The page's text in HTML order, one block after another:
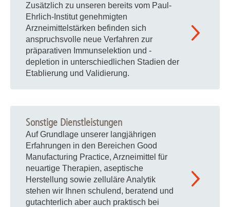
Zusätzlich zu unseren bereits vom Paul-
Ehrlich-Institut genehmigten
Arzneimittelstärken befinden sich
anspruchsvolle neue Verfahren zur
präparativen Immunselektion und -
depletion in unterschiedlichen Stadien der
Etablierung und Validierung.
Sonstige Dienstleistungen
Auf Grundlage unserer langjährigen
Erfahrungen in den Bereichen Good
Manufacturing Practice, Arzneimittel für
neuartige Therapien, aseptische
Herstellung sowie zelluläre Analytik
stehen wir Ihnen schulend, beratend und
gutachterlich aber auch praktisch bei